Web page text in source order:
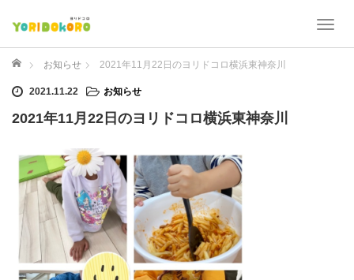
T
ホーム お知らせ 2021年11月22日のヨリドコロ横浜東神奈川
2021.11.22 お知らせ
2021年11月22日のヨリドコロ横浜東神奈川